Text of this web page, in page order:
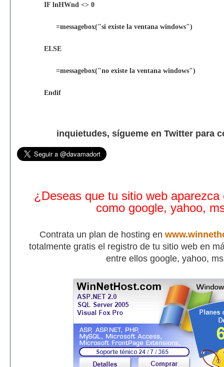
IF lnHWnd <> 0
=messagebox("si existe la ventana windows")
ELSE
=messagebox("no existe la ventana windows")
Endif
inquietudes, sígueme en Twitter para
¿Deseas que tu sitio web aparezca
como google, yahoo,
Contrata un plan de hosting en
totalmente gratis el registro de tu sitio web en
entre ellos google, yahoo,